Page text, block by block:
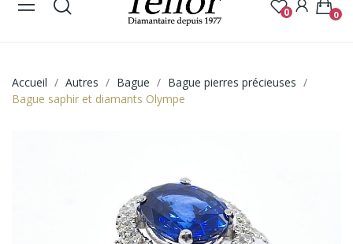
0 0
Accueil Autres Bague
Bague pierres précieuses
Bague saphir et diamants Olympe